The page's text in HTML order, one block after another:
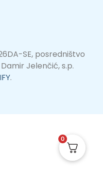
SE, posredništvo
Jelenčić, s.p.
.
0